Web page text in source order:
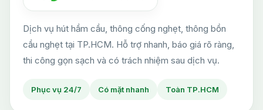
Dịch vụ hút hầm cầu, thông cống nghẹt, thông bồn
cầu nghẹt tại TP.HCM. Hỗ trợ nhanh, báo giá rõ ràng,
thi công gọn sạch và có trách nhiệm sau dịch vụ.
Phục vụ 24/7 Có mặt nhanh Toàn TP.HCM